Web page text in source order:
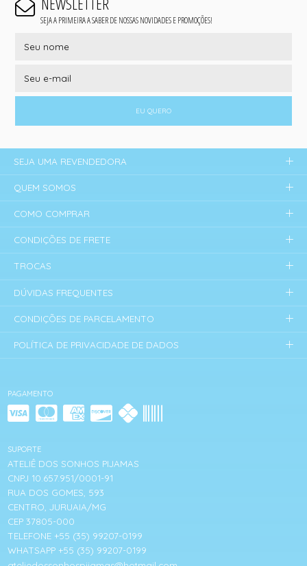
SEJA A PRIMEIRA A SABER DE NOSSAS NOVIDADES E PROMOÇÕES!
EU QUERO
PAGAMENTO
SUPORTE
ATELIÊ DOS SONHOS PIJAMAS
CNPJ 10.657.951/0001-91
RUA DOS GOMES, 593
CENTRO, JURUAIA/MG
CEP 37805-000
TELEFONE +55 (35) 99207-0199
WHATSAPP +55 (35) 99207-0199
SEJA UMA REVENDEDORA
QUEM SOMOS
COMO COMPRAR
CONDIÇÕES DE FRETE
TROCAS
DÚVIDAS FREQUENTES
CONDIÇÕES DE PARCELAMENTO
POLÍTICA DE PRIVACIDADE DE DADOS